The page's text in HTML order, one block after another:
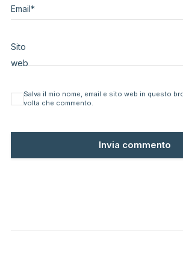
Email*
Sito
web
Salva il mio nome, email e sito web in questo
volta che commento.